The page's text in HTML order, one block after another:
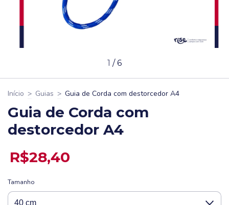
1 /6
Início > Guias > Guia de Corda com destorcedor A4
Guia de Corda com
destorcedor A4
R$28,40
Tamanho